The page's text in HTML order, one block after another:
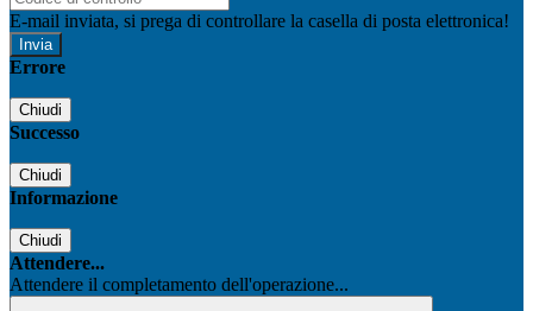
E-mail inviata, si prega di controllare la casella di posta elettronica!
Errore
Chiudi
Successo
Chiudi
Informazione
Chiudi
Attendere...
Attendere il completamento dell'operazione...